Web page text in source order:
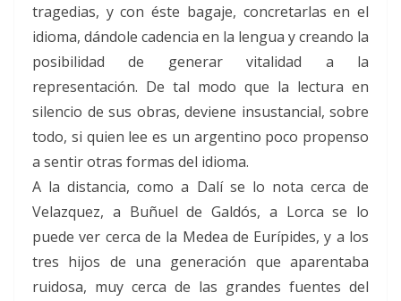
tragedias, y con éste bagaje, concretarlas en el
idioma, dándole cadencia en la lengua y creando la
posibilidad de generar vitalidad a la
representación. De tal modo que la lectura en
silencio de sus obras, deviene insustancial, sobre
todo, si quien lee es un argentino poco propenso
a sentir otras formas del idioma.
A la distancia, como a Dalí se lo nota cerca de
Velazquez, a Buñuel de Galdós, a Lorca se lo
puede ver cerca de la Medea de Eurípides, y a los
tres hijos de una generación que aparentaba
ruidosa, muy cerca de las grandes fuentes del